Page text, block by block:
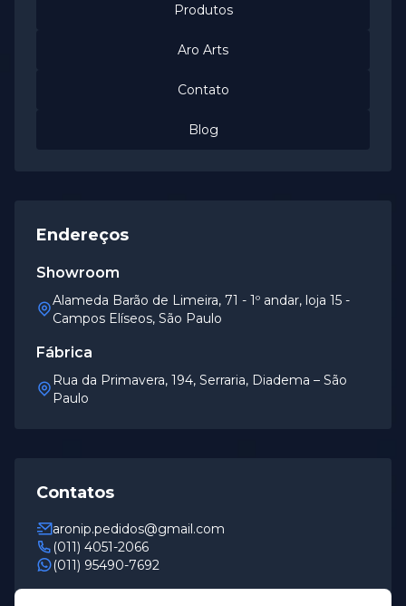
Produtos
Aro Arts
Contato
Blog
Endereços
Showroom
Alameda Barão de Limeira, 71 - 1º andar, loja 15 -
Campos Elíseos, São Paulo
Fábrica
Rua da Primavera, 194, Serraria, Diadema – São
Paulo
Contatos
aronip.pedidos@gmail.com
(011) 4051-2066
(011) 95490-7692